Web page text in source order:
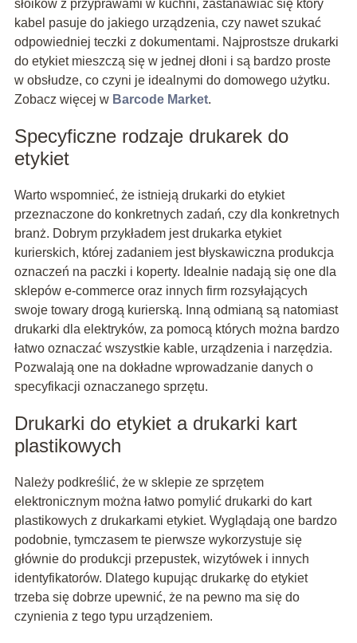
słoików z przyprawami w kuchni, zastanawiać się który
kabel pasuje do jakiego urządzenia, czy nawet szukać
odpowiedniej teczki z dokumentami. Najprostsze drukarki
do etykiet mieszczą się w jednej dłoni i są bardzo proste
w obsłudze, co czyni je idealnymi do domowego użytku.
Zobacz więcej w Barcode Market.
Specyficzne rodzaje drukarek do
etykiet
Warto wspomnieć, że istnieją drukarki do etykiet
przeznaczone do konkretnych zadań, czy dla konkretnych
branż. Dobrym przykładem jest drukarka etykiet
kurierskich, której zadaniem jest błyskawiczna produkcja
oznaczeń na paczki i koperty. Idealnie nadają się one dla
sklepów e-commerce oraz innych firm rozsyłających
swoje towary drogą kurierską. Inną odmianą są natomiast
drukarki dla elektryków, za pomocą których można bardzo
łatwo oznaczać wszystkie kable, urządzenia i narzędzia.
Pozwalają one na dokładne wprowadzanie danych o
specyfikacji oznaczanego sprzętu.
Drukarki do etykiet a drukarki kart
plastikowych
Należy podkreślić, że w sklepie ze sprzętem
elektronicznym można łatwo pomylić drukarki do kart
plastikowych z drukarkami etykiet. Wyglądają one bardzo
podobnie, tymczasem te pierwsze wykorzystuje się
głównie do produkcji przepustek, wizytówek i innych
identyfikatorów. Dlatego kupując drukarkę do etykiet
trzeba się dobrze upewnić, że na pewno ma się do
czynienia z tego typu urządzeniem.